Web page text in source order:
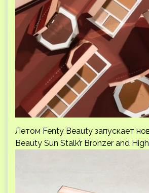
Летом Fenty Beauty запускает
Beauty Sun Stalk’r Bronzer and